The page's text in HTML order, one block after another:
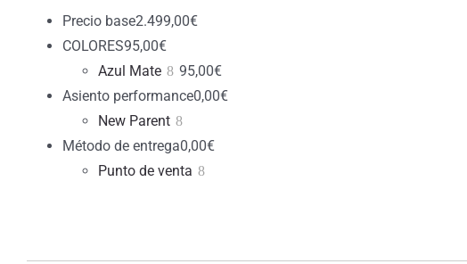
Precio base2.499,00€
COLORES95,00€
Azul Mate
95,00€
Asiento performance0,00€
New Parent
Método de entrega0,00€
Punto de venta